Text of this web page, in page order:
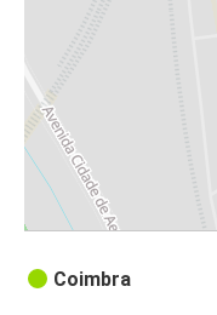
Coimbra